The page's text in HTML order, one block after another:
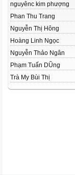
nguyênc kim phượng
Phan Thu Trang
Nguyễn Thị Hông
Hoàng Linh Ngọc
Nguyễn Thảo Ngân
Phạm Tuấn DŨng
Trà My Bùi Thị